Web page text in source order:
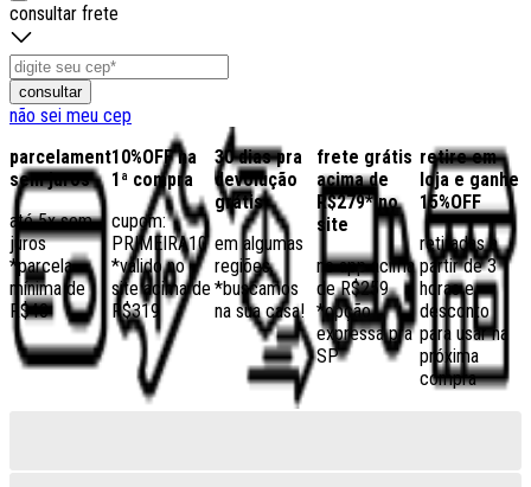
consultar frete
consultar
não sei meu cep
parcelamento
sem juros
até 5x sem
juros
*parcela
mínima de
R$40
10%OFF na
1ª compra
cupom:
PRIMEIRA10
*válido no
site acima de
R$319
30 dias pra
devolução
grátis
em algumas
regiões,
*buscamos
na sua casa!
frete grátis
acima de
R$279* no
site
no app acima
de R$259
*opção
expressa pra
SP
retire em
loja e ganhe
15%OFF
retiradas a
partir de 3
horas e
desconto
para usar na
próxima
compra